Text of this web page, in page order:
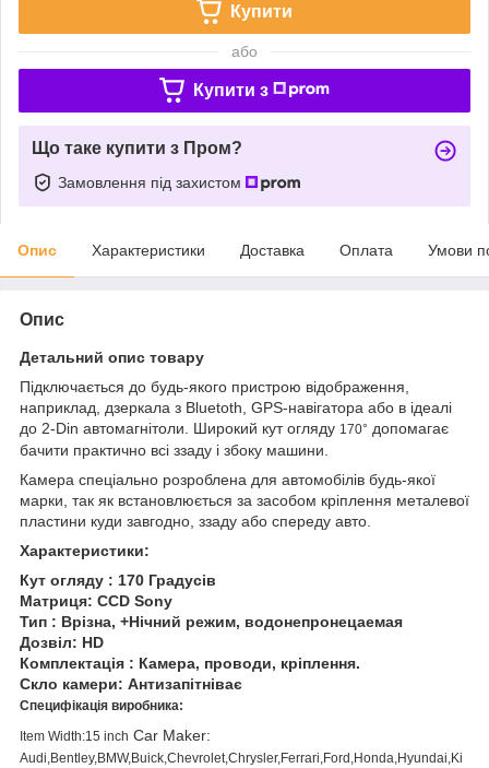
Купити
або
Купити з
Що таке купити з Пром?
Замовлення під захистом
Опис Характеристики Доставка Оплата Умови
Опис
Детальний опис товару
Підключається до будь-якого пристрою відображення,
наприклад, дзеркала з Bluetoth, GPS-навігатора або в ідеалі
до 2-Din автомагнітоли. Широкий кут огляду 170° допомагає
бачити практично всі ззаду і збоку машини.
Камера спеціально розроблена для автомобілів будь-якої
марки, так як встановлюється за засобом кріплення металевої
пластини куди завгодно, ззаду або спереду авто.
Характеристики:
Кут огляду : 170 Градусів
Матриця: CCD Sony
Тип : Врізна, +Нічний режим, водонепронецаемая
Дозвіл: HD
Комплектація : Камера, проводи, кріплення.
Скло камери: Антизапітніває
Специфікація виробника:
Item Width:15 inch Car Maker:
Audi,Bentley,BMW,Buick,Chevrolet,Chrysler,Ferrari,Ford,Honda,Hyundai,Ki